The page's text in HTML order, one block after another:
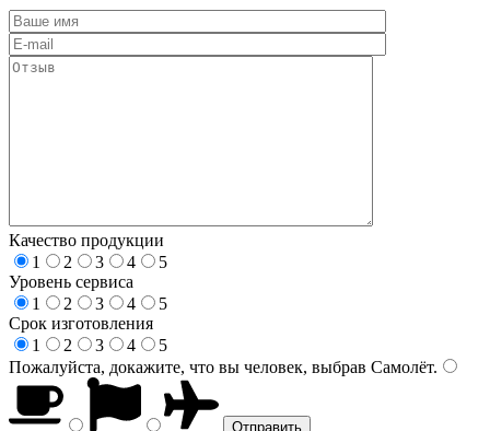
Качество продукции
1
2 3 4
5
Уровень сервиса
1
2 3 4
5
Срок изготовления
1
2 3 4
5
Пожалуйста, докажите, что вы человек, выбрав Самолёт.